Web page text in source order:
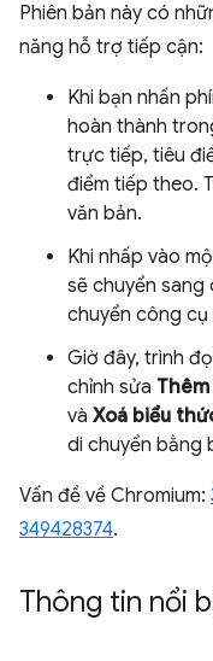
Phiên bản này có
năng hỗ trợ tiếp cận:
Khi bạn nhấn
hoàn thành
trực tiếp, tiêu
điểm tiếp theo.
văn bản.
Khi nhấp vào
sẽ chuyển
chuyển công cụ
Giờ đây, trình
chỉnh sửa
và Xoá biểu
di chuyển bằng
Vấn đề về Chromium:
349428374.
Thông tin nổi